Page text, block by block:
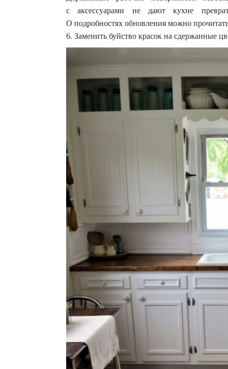
с аксессуарами не дают кухне
О подробностях обновления можно
6. Заменить буйство красок на сдержанные